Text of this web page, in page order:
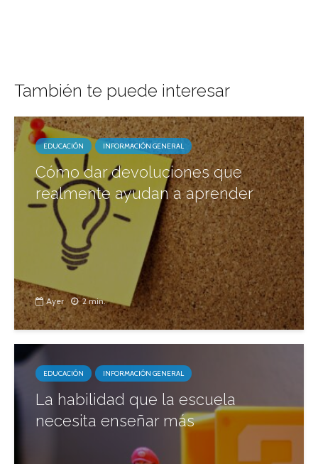
También te puede interesar
EDUCACIÓN INFORMACIÓN GENERAL
Cómo dar devoluciones que
realmente ayudan a aprender
Ayer 2 min.
EDUCACIÓN INFORMACIÓN GENERAL
La habilidad que la escuela
necesita enseñar más